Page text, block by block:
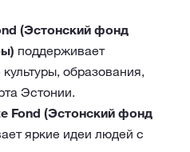
(Эстонский фонд
поддерживает
образования,
Эстонии.
Fond (Эстонский фонд
яркие идеи людей с